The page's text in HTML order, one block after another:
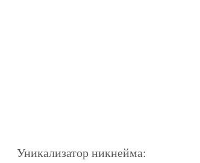
Уникализатор никнейма: